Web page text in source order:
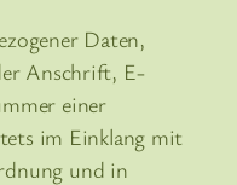
Daten,
Anschrift, E-
einer
im Einklang mit
und in